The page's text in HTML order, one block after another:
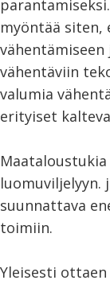
myöntää siten,
vähentäviin
valumia
erityiset
luomuviljelyyn.
suunnattava
toimiin.
Yleisesti